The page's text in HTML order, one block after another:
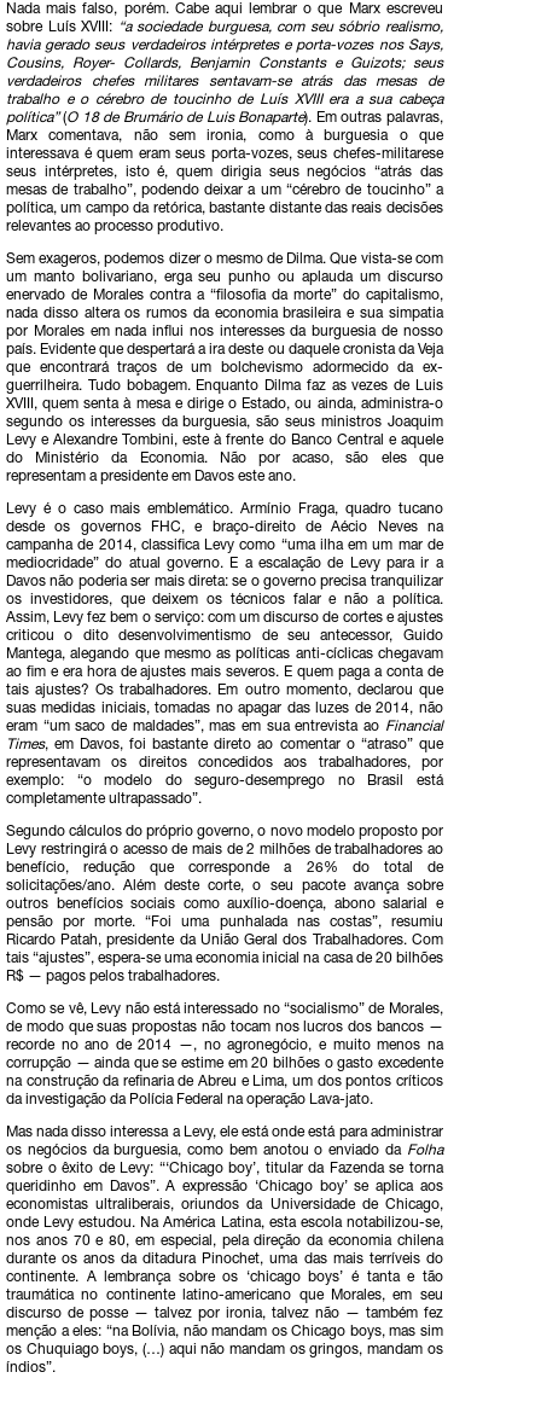
Nada mais falso, porém. Cabe aqui lembrar o que Marx escreveu
sobre Luís XVIII: “a sociedade burguesa, com seu sóbrio realismo,
havia gerado seus verdadeiros intérpretes e porta-vozes nos Says,
Cousins, Royer- Collards, Benjamin Constants e Guizots; seus
verdadeiros chefes militares sentavam-se atrás das mesas de
trabalho e o cérebro de toucinho de Luís XVIII era a sua cabeça
política”(O 18 de Brumário de Luis Bonaparte). Em outras palavras,
Marx comentava, não sem ironia, como à burguesia o que
interessava é quem eram seus porta-vozes, seus chefes-militarese
seus intérpretes, isto é, quem dirigia seus negócios “atrás das
mesas de trabalho”, podendo deixar a um “cérebro de toucinho” a
política, um campo da retórica, bastante distante das reais decisões
relevantes ao processo produtivo.
Sem exageros, podemos dizer o mesmo de Dilma. Que vista-se com
um manto bolivariano, erga seu punho ou aplauda um discurso
enervado de Morales contra a “filosofia da morte” do capitalismo,
nada disso altera os rumos da economia brasileira e sua simpatia
por Morales em nada influi nos interesses da burguesia de nosso
país. Evidente que despertará a ira deste ou daquele cronista da Veja
que encontrará traços de um bolchevismo adormecido da ex-
guerrilheira. Tudo bobagem. Enquanto Dilma faz as vezes de Luis
XVIII, quem senta à mesa e dirige o Estado, ou ainda, administra-o
segundo os interesses da burguesia, são seus ministros Joaquim
Levy e Alexandre Tombini, este à frente do Banco Central e aquele
do Ministério da Economia. Não por acaso, são eles que
representam a presidente em Davos este ano.
Levy é o caso mais emblemático. Armínio Fraga, quadro tucano
desde os governos FHC, e braço-direito de Aécio Neves na
campanha de 2014, classifica Levy como “uma ilha em um mar de
mediocridade” do atual governo. E a escalação de Levy para ir a
Davos não poderia ser mais direta: se o governo precisa tranquilizar
os investidores, que deixem os técnicos falar e não a política.
Assim, Levy fez bem o serviço: com um discurso de cortes e ajustes
criticou o dito desenvolvimentismo de seu antecessor, Guido
Mantega, alegando que mesmo as políticas anti-cíclicas chegavam
ao fim e era hora de ajustes mais severos. E quem paga a conta de
tais ajustes? Os trabalhadores. Em outro momento, declarou que
suas medidas iniciais, tomadas no apagar das luzes de 2014, não
eram “um saco de maldades”, mas em sua entrevista ao Financial
Times, em Davos, foi bastante direto ao comentar o “atraso” que
representavam os direitos concedidos aos trabalhadores, por
exemplo: “o modelo do seguro-desemprego no Brasil está
completamente ultrapassado”.
Segundo cálculos do próprio governo, o novo modelo proposto por
Levy restringirá o acesso de mais de 2 milhões de trabalhadores ao
benefício, redução que corresponde a 26% do total de
solicitações/ano. Além deste corte, o seu pacote avança sobre
outros benefícios sociais como auxílio-doença, abono salarial e
pensão por morte. “Foi uma punhalada nas costas”, resumiu
Ricardo Patah, presidente da União Geral dos Trabalhadores. Com
tais “ajustes”, espera-se uma economia inicial na casa de 20 bilhões
R$ — pagos pelos trabalhadores.
Como se vê, Levy não está interessado no “socialismo” de Morales,
de modo que suas propostas não tocam nos lucros dos bancos —
recorde no ano de 2014 —, no agronegócio, e muito menos na
corrupção — ainda que se estime em 20 bilhões o gasto excedente
na construção da refinaria de Abreu e Lima, um dos pontos críticos
da investigação da Polícia Federal na operação Lava-jato.
Mas nada disso interessa a Levy, ele está onde está para administrar
os negócios da burguesia, como bem anotou o enviado da Folha
sobre o êxito de Levy: “‘Chicago boy’, titular da Fazenda se torna
queridinho em Davos”. A expressão ‘Chicago boy’ se aplica aos
economistas ultraliberais, oriundos da Universidade de Chicago,
onde Levy estudou. Na América Latina, esta escola notabilizou-se,
nos anos 70 e 80, em especial, pela direção da economia chilena
durante os anos da ditadura Pinochet, uma das mais terríveis do
continente. A lembrança sobre os ‘chicago boys’ é tanta e tão
traumática no continente latino-americano que Morales, em seu
discurso de posse — talvez por ironia, talvez não — também fez
menção a eles: “na Bolívia, não mandam os Chicago boys, mas sim
os Chuquiago boys, (…) aqui não mandam os gringos, mandam os
índios”.